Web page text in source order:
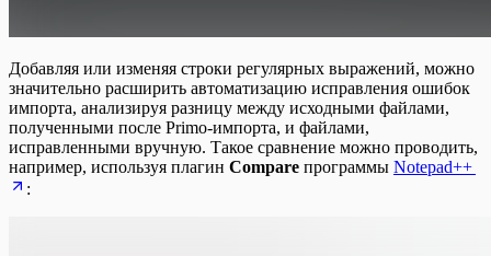
Добавляя или изменяя строки регулярных выражений, можно
значительно расширить автоматизацию исправления ошибок
импорта, анализируя разницу между исходными файлами,
полученными после Primo-импорта, и файлами,
исправленными вручную. Такое сравнение можно проводить,
например, используя плагин Compare программы Notepad++
: